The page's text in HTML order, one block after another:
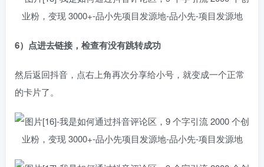
6）点进去链接，检查有没有跳转成功
然后返回抖音，点右上角再次分享给小号，就变成一个正常
的卡片了。